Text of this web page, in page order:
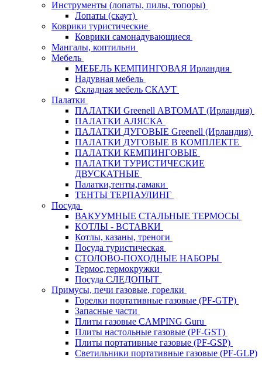
Инструменты (лопаты, пилы, топоры)
Лопаты (скаут)
Коврики туристические
Коврики самонадувающиеся
Мангалы, коптильни
Мебель
МЕБЕЛЬ КЕМПИНГОВАЯ Ирландия
Надувная мебель
Складная мебель СКАУТ
Палатки
ПАЛАТКИ Greenell АВТОМАТ (Ирландия)
ПАЛАТКИ АЛЯСКА
ПАЛАТКИ ДУГОВЫЕ Greenell (Ирландия)
ПАЛАТКИ ДУГОВЫЕ В КОМПЛЕКТЕ
ПАЛАТКИ КЕМПИНГОВЫЕ
ПАЛАТКИ ТУРИСТИЧЕСКИЕ
ДВУСКАТНЫЕ
Палатки,тенты,гамаки
ТЕНТЫ ТЕРПАУЛИНГ
Посуда
ВАКУУМНЫЕ СТАЛЬНЫЕ ТЕРМОСЫ
КОТЛЫ - ВСТАВКИ
Котлы, казаны, треноги
Посуда туристическая
СТОЛОВО-ПОХОДНЫЕ НАБОРЫ
Термос,термокружки
Посуда СЛЕДОПЫТ
Примусы, печи газовые, горелки
Горелки портативные газовые (PF-GTP)
Запасные части
Плиты газовые CAMPING Guru
Плиты настольные газовые (PF-GST)
Плиты портативные газовые (PF-GSP)
Светильники портативные газовые (PF-GLP)